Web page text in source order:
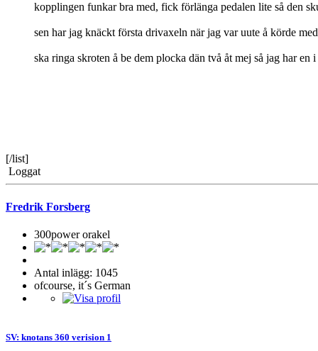
kopplingen funkar bra med, fick förlänga pedalen lite så den
sen har jag knäckt första drivaxeln när jag var uute å körde
ska ringa skroten å be dem plocka dän två åt mej så jag har en i
[/list]
Loggat
Fredrik Forsberg
300power orakel
Antal inlägg: 1045
ofcourse, it´s German
SV: knotans 360 verision 1